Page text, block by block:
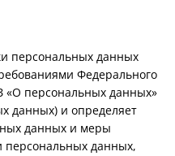
персональных данных
Федерального
«О персональных данных»
данных) и определяет
данных и меры
персональных данных,